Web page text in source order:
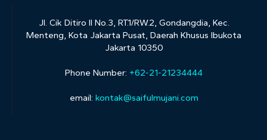
Jl. Cik Ditiro II No.3, RT.1/RW.2, Gondangdia, Kec.
Menteng, Kota Jakarta Pusat, Daerah Khusus Ibukota
Jakarta 10350
Phone Number: +62-21-21234444
email: kontak@saifulmujani.com